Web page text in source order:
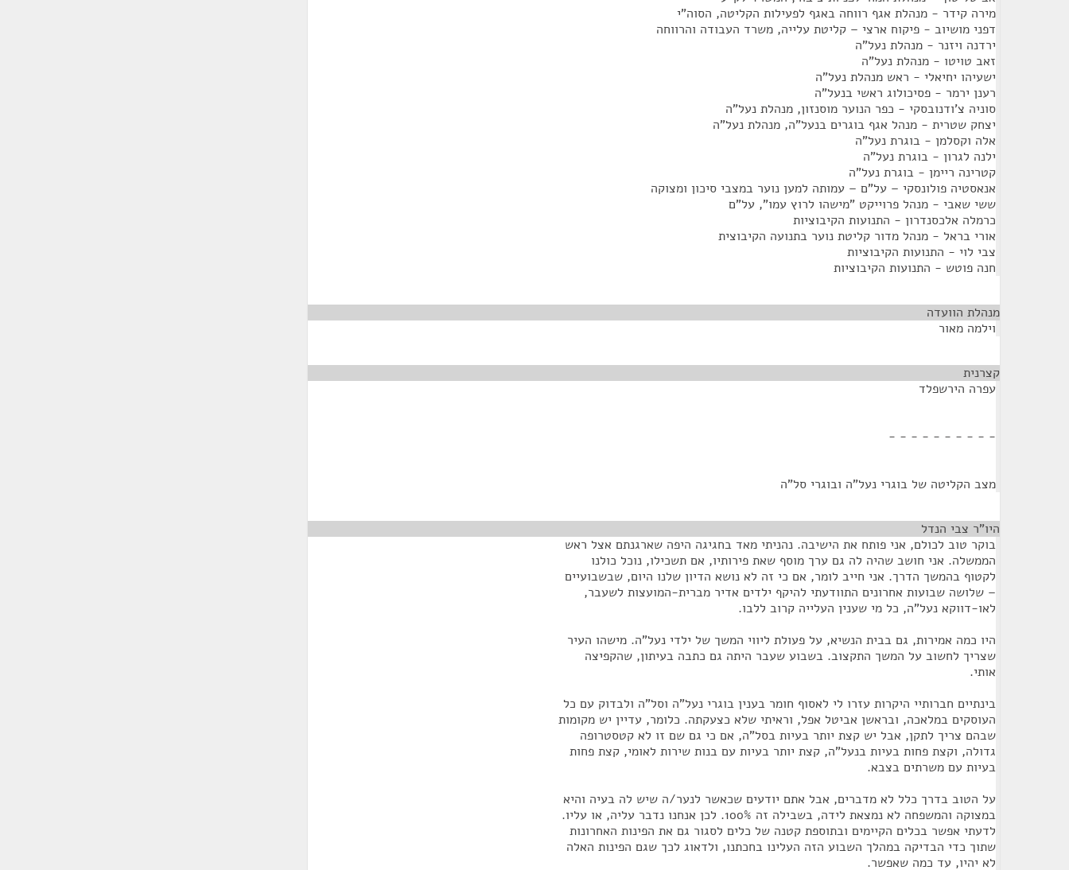
מירה קידר - מנהלת אגף רווחה באגף לפעילות הקליטה, הסוה"י
דפני מושיוב - פיקוח ארצי – קליטת עלייה, משרד העבודה והרווחה
ירדנה ויזנר - מנהלת נעל"ה
זאב טויטו - מנהלת נעל"ה
ישעיהו יחיאלי - ראש מנהלת נעל"ה
רענן ירמר - פסיכולוג ראשי בנעל"ה
סוניה צ'ודנובסקי - כפר הנוער מוסנזון, מנהלת נעל"ה
יצחק שטרית - מנהל אגף בוגרים בנעל"ה, מנהלת נעל"ה
אלה וקסלמן - בוגרת נעל"ה
ילנה לגרון - בוגרת נעל"ה
קטרינה ריימן - בוגרת נעל"ה
אנאסטיה פולונסקי – על"ם – עמותה למען נוער במצבי סיכון ומצוקה
ששי שאבי - מנהל פרוייקט "מישהו לרוץ עמו", על"ם
כרמלה אלכסנדרון - התנועות הקיבוציות
אורי בראל - מנהל מדור קליטת נוער בתנועה הקיבוצית
צבי לוי - התנועות הקיבוציות
חנה פוטש - התנועות הקיבוציות
מנהלת הוועדה
וילמה מאור
קצרנית
עפרה הירשפלד
- - - - - - - - - -
מצב הקליטה של בוגרי נעל"ה ובוגרי סל"ה
היו"ר צבי הנדל
בוקר טוב לכולם, אני פותח את הישיבה. נהניתי מאד בחגיגה היפה שארגנתם אצל ראש
הממשלה. אני חושב שהיה לה גם ערך מוסף שאת פירותיו, אם תשכילו, נוכל כולנו
לקטוף בהמשך הדרך. אני חייב לומר, אם כי זה לא נושא הדיון שלנו היום, שבשבועיים
– שלושה שבועות אחרונים התוודעתי להיקף ילדים אדיר מברית-המועצות לשעבר,
לאו-דווקא נעל"ה, כל מי שענין העלייה קרוב ללבו.
היו כמה אמירות, גם בבית הנשיא, על פעולת ליווי המשך של ילדי נעל"ה. מישהו העיר
שצריך לחשוב על המשך התקצוב. בשבוע שעבר היתה גם כתבה בעיתון, שהקפיצה
אותי.
בינתיים חברותיי היקרות עזרו לי לאסוף חומר בענין בוגרי נעל"ה וסל"ה ולבדוק עם כל
העוסקים במלאכה, ובראשן אביטל אפל, וראיתי שלא כצעקתה. כלומר, עדיין יש מקומות
שבהם צריך לתקן, אבל יש קצת יותר בעיות בסל"ה, אם כי גם שם זו לא קטסטרופה
גדולה, וקצת פחות בעיות בנעל"ה, קצת יותר בעיות עם בנות שירות לאומי, קצת פחות
בעיות עם משרתים בצבא.
על הטוב בדרך כלל לא מדברים, אבל אתם יודעים שכאשר לנער/ה שיש לה בעיה והיא
במצוקה והמשפחה לא נמצאת לידה, בשבילה זה 100%. לכן אנחנו נדבר עליה, או עליו.
לדעתי אפשר בכלים הקיימים ובתוספת קטנה של כלים לסגור גם את הפינות האחרונות
שתוך כדי הבדיקה במהלך השבוע הזה העלינו בחכתנו, ולדאוג לכך שגם הפינות האלה
לא יהיו, עד כמה שאפשר.